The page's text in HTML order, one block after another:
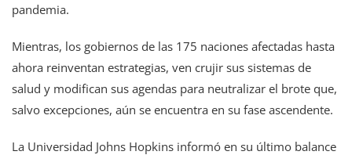
pandemia.
Mientras, los gobiernos de las 175 naciones afectadas hasta
ahora reinventan estrategias, ven crujir sus sistemas de
salud y modifican sus agendas para neutralizar el brote que,
salvo excepciones, aún se encuentra en su fase ascendente.
La Universidad Johns Hopkins informó en su último balance